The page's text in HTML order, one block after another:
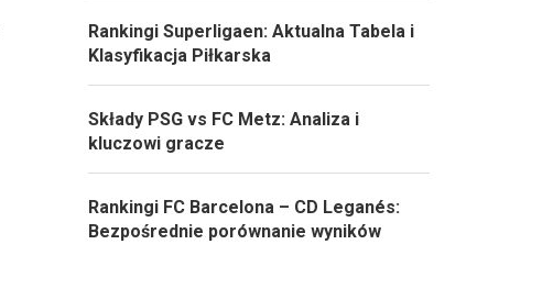
Rankingi Superligaen: Aktualna Tabela i
Klasyfikacja Piłkarska
Składy PSG vs FC Metz: Analiza i
kluczowi gracze
Rankingi FC Barcelona – CD Leganés:
Bezpośrednie porównanie wyników